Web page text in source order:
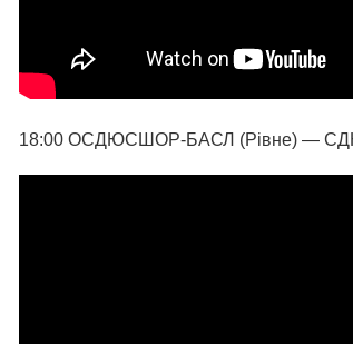
18:00 ОСДЮСШОР-БАСЛ (Рівне) —